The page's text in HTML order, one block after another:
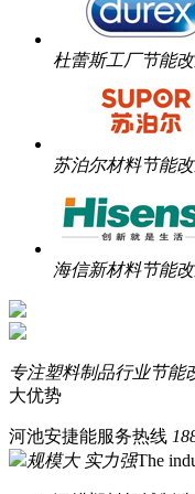
杜蕾斯工厂节能
苏泊尔材料节能
海信新材料节能
专注塑料制品行业节能
大优势
河池安捷能服务热线
规模大 实力强The